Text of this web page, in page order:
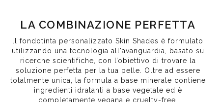
LA COMBINAZIONE PERFETTA
ll fondotinta personalizzato Skin Shades è formulato
utilizzando una tecnologia all'avanguardia, basato su
ricerche scientifiche, con l’obiettivo di trovare la
soluzione perfetta per la tua pelle. Oltre ad essere
totalmente unica, la formula a base minerale contiene
ingredienti idratanti a base vegetale ed è
completamente vegana e cruelty-free.